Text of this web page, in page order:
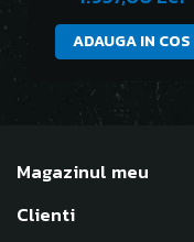
ADAUGA IN COS
Magazinul meu
Clienti